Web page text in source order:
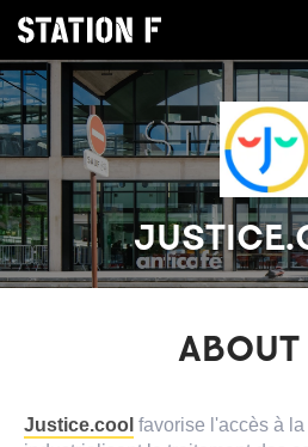
ABOUT
Justice.cool favorise l'accès à